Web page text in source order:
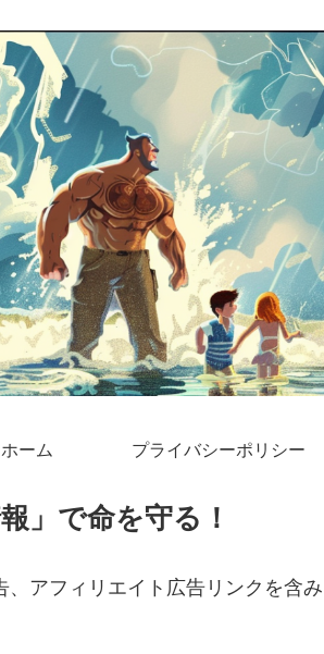
ホーム プライバシーポリシー
」で命を守る！
アフィリエイト広告リンクを含み